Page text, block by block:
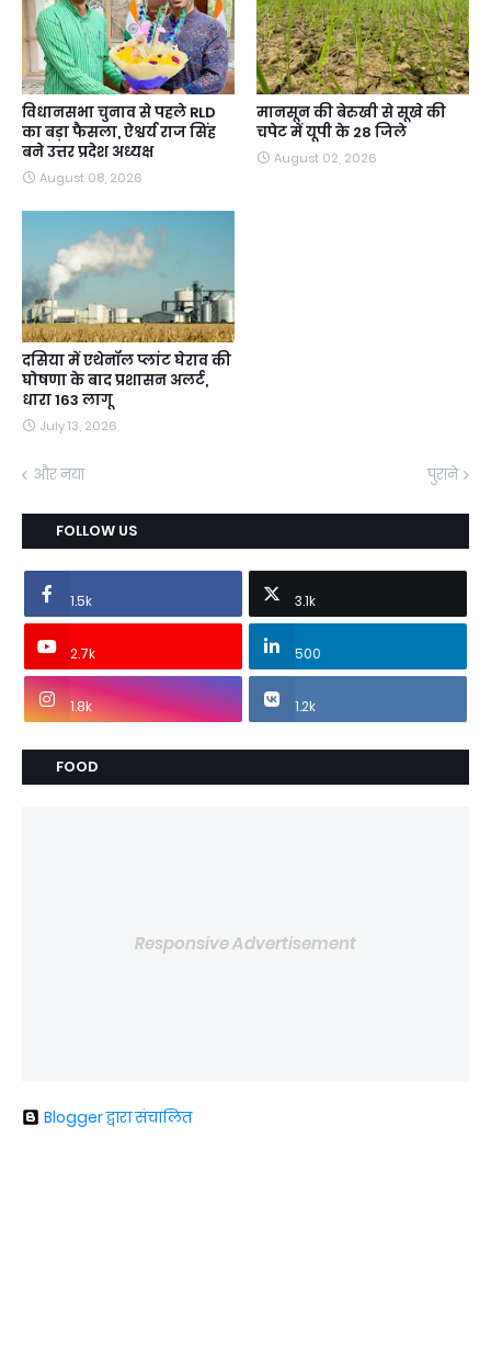
विधानसभा चुनाव से पहले RLD
का बड़ा फैसला, ऐश्वर्य राज सिंह
बने उत्तर प्रदेश अध्यक्ष
August 08, 2026
मानसून की बेरुखी से सूखे की
चपेट में यूपी के 28 जिले
August 02, 2026
दसिया में एथेनॉल प्लांट घेराव की
घोषणा के बाद प्रशासन अलर्ट,
धारा 163 लागू
July 13, 2026
और नया पुराने
FOLLOW US
1.5k 3.1k
2.7k 500
1.8k 1.2k
FOOD
Responsive Advertisement
Blogger द्वारा संचालित